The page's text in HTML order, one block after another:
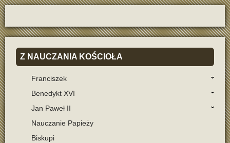
Z NAUCZANIA KOŚCIOŁA
Franciszek
Benedykt XVI
Jan Paweł II
Nauczanie Papieży
Biskupi